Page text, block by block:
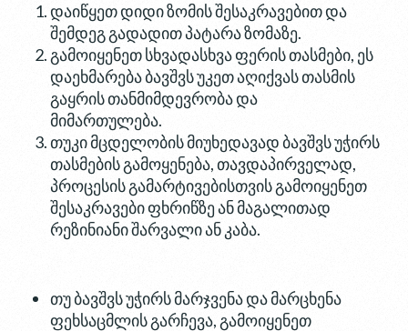
დაიწყეთ დიდი ზომის შესაკრავებით და
შემდეგ გადადით პატარა ზომაზე.
გამოიყენეთ სხვადასხვა ფერის თასმები, ეს
დაეხმარება ბავშვს უკეთ აღიქვას თასმის
გაყრის თანმიმდევრობა და
მიმართულება.
თუკი მცდელობის მიუხედავად ბავშვს უჭირს
თასმების გამოყენება, თავდაპირველად,
პროცესის გამარტივებისთვის გამოიყენეთ
შესაკრავები ფხრიწზე ან მაგალითად
რეზინიანი შარვალი ან კაბა.
თუ ბავშვს უჭირს მარჯვენა და მარცხენა
ფეხსაცმლის გარჩევა, გამოიყენეთ